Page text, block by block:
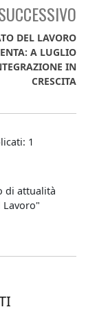
DEL LAVORO
A LUGLIO
IN
CRESCITA
1
di attualità